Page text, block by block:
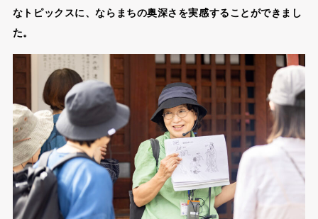
なトピックスに、ならまちの奥深さを実感することができまし
た。